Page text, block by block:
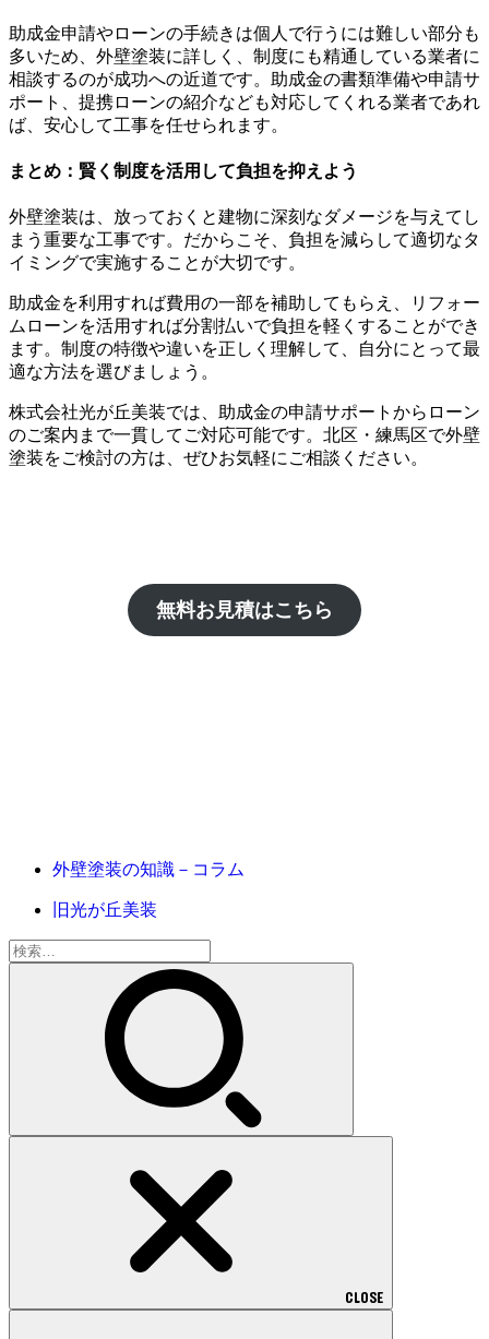
助成金申請やローンの手続きは個人で行うには難しい部分も
多いため、外壁塗装に詳しく、制度にも精通している業者に
相談するのが成功への近道です。助成金の書類準備や申請サ
ポート、提携ローンの紹介なども対応してくれる業者であれ
ば、安心して工事を任せられます。
まとめ：賢く制度を活用して負担を抑えよう
外壁塗装は、放っておくと建物に深刻なダメージを与えてし
まう重要な工事です。だからこそ、負担を減らして適切なタ
イミングで実施することが大切です。
助成金を利用すれば費用の一部を補助してもらえ、リフォー
ムローンを活用すれば分割払いで負担を軽くすることができ
ます。制度の特徴や違いを正しく理解して、自分にとって最
適な方法を選びましょう。
株式会社光が丘美装では、助成金の申請サポートからローン
のご案内まで一貫してご対応可能です。北区・練馬区で外壁
塗装をご検討の方は、ぜひお気軽にご相談ください。
無料お見積はこちら
外壁塗装の知識－コラム
旧光が丘美装
検
CLOSE